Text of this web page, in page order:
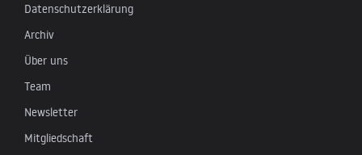
Datenschutzerklärung
Archiv
Über uns
Team
Newsletter
Mitgliedschaft